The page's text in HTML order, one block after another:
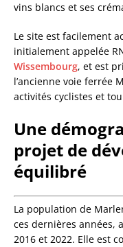
vins blancs et ses
Le site est facilement
initialement appelée
Wissembourg, et est
l’ancienne voie ferrée
activités cyclistes et
Une
projet de
équilibré
La population de
ces dernières années,
2016 et 2022. Elle est